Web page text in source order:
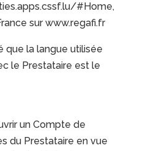
#Home,
sur www.regafi.fr
que la langue utilisée
le Prestataire est le
un Compte de
du Prestataire en vue